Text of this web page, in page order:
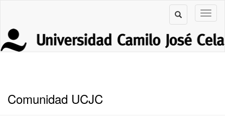
Comunidad UCJC